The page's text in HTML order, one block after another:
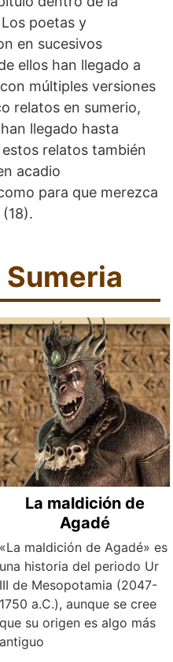
poetas y
en sucesivos
ellos han llegado a
múltiples versiones
relatos en sumerio,
llegado hasta
relatos también
acadio
para que merezca
La maldición de
Agadé
«La maldición de Agadé» es
una historia del periodo Ur
III de Mesopotamia (2047-
1750 a.C.), aunque se cree
que su origen es algo más
antiguo